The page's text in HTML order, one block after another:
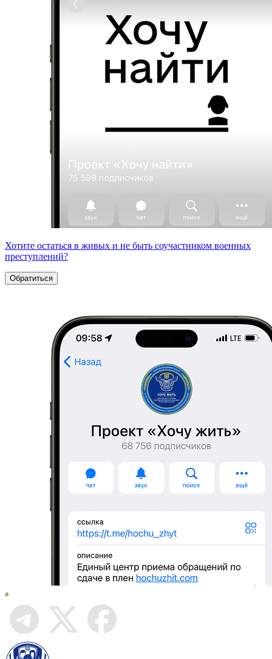
Хотите остаться в живых и не быть соучастником военных
преступлений?
Обратиться